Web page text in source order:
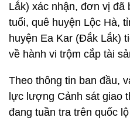
Lắk) xác nhận, đơn vị đã
tuổi, quê huyện Lộc Hà,
huyện Ea Kar (Đắk Lắk)
về hành vi trộm cắp tài
Theo thông tin ban đầu,
lực lượng Cảnh sát giao
đang tuần tra trên quốc